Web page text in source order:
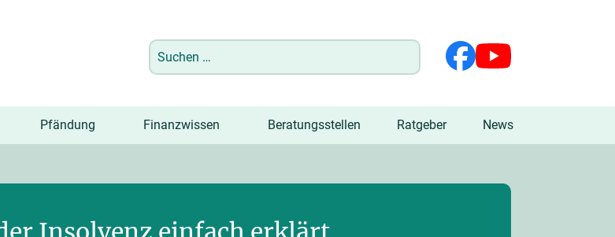
Suchen
nach:
Pfändung Finanzwissen Beratungsstellen Ratgeber News